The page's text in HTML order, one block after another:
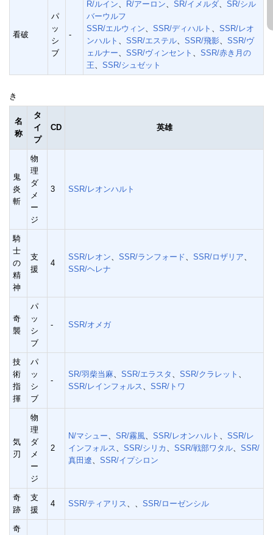
看破
パ
ッ
シ
ブ
-
R/ルイン R/アーロン SR/イメルダ
SR/シル
バーウルフ
SSR/エルウィン
SSR/ディハルト
SSR/レオ
ンハルト
SSR/エステル SSR/飛影
SSR/ヴ
ェルナー
SSR/ヴィンセント
SSR/赤き月の
王
SSR/シュゼット
き
名
称
タ
イ
プ
CD 英雄
鬼
炎
斬
物
理
ダ
メ
ー
ジ
3 SSR/レオンハルト
騎
士
の
精
神
支
援
4
SSR/レオン SSR/ランフォード SSR/ロザリア
SSR/ヘレナ
奇
襲
パ
ッ
シ
ブ
- SSR/オメガ
技
術
指
揮
パ
ッ
シ
ブ
-
SR/羽柴当麻 SSR/エラスタ SSR/クラレット
SSR/レインフォルス
SSR/トワ
気
刃
物
理
ダ
メ
ー
ジ
2
N/マシュー SR/霧風 SSR/レオンハルト
SSR/レ
インフォルス
SSR/シリカ SSR/戦部ワタル
SSR/
真田遼
SSR/イプシロン
奇
跡
支
援
4 SSR/ティアリス SSR/ローゼンシル
奇